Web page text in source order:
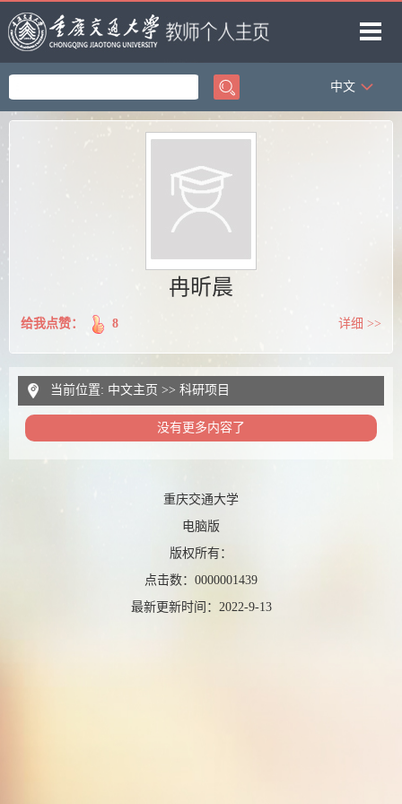
首页
中文
冉昕晨
给我点赞： 8 详细 >>
当前位置: 中文主页 >> 科研项目
没有更多内容了
重庆交通大学
电脑版
版权所有：
点击数： 0000001439
最新更新时间： 2022-9-13